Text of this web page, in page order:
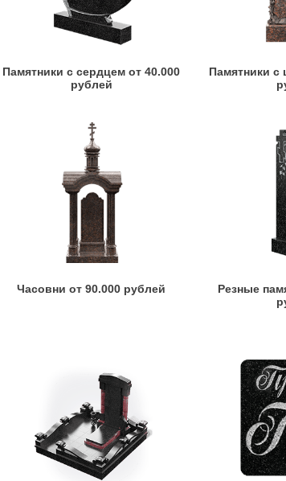
Памятники с сердцем от 40.000
рублей
Памятники с
Часовни от 90.000 рублей
Резные